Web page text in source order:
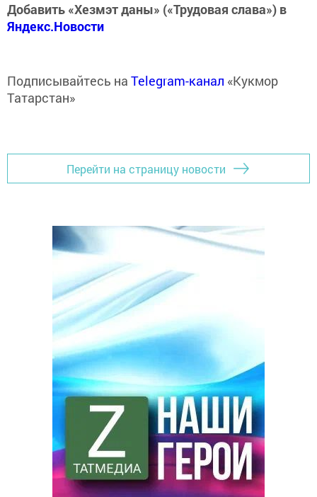
Добавить «Хезмэт даны» («Трудовая слава») в
Яндекс.Новости
Подписывайтесь на Telegram-канал «Кукмор
Татарстан»
Перейти на страницу новости